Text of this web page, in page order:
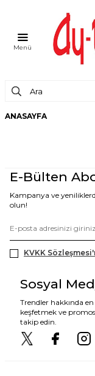
Menü
ANASAYFA
E-Bülten
Kampanya ve
olun!
KVKK
Sosyal
Trendler hakkında
keşfetmek ve
takip edin.